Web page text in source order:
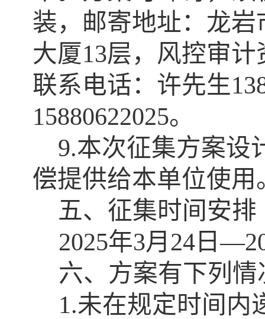
装，邮寄地址： 龙岩
大厦13层，风控审计
联系电话：许先生
15880622025。
9.本次征集方案设
偿提供给本单位使用
五、征集时间安排
2025年3月 24 日—
六、方案有下列
1.未在规定时间内